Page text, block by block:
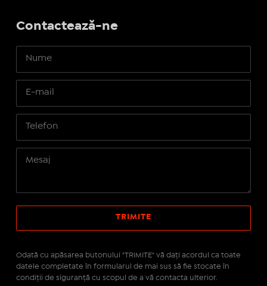
Contactează-ne
Odată cu apăsarea butonului "TRIMITE" vă daţi acordul ca toate
datele completate în formularul de mai sus să fie stocate în
condiţii de siguranţă cu scopul de a vă contacta ulterior.